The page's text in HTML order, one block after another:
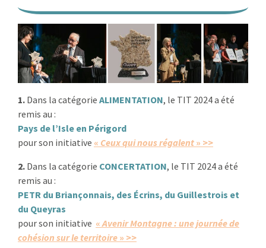
PUBLICATIONS
JURIDIQUE
EUROPE
EMPLOI
1. Dans la catégorie ALIMENTATION, le TIT 2024 a été
remis au :
Pays de l’Isle en Périgord
pour son initiative « Ceux qui nous régalent » >>
2. Dans la catégorie CONCERTATION, le TIT 2024 a été
remis au :
PETR du Briançonnais, des Écrins, du Guillestrois et
du Queyras
pour son initiative « Avenir Montagne : une journée de
cohésion sur le territoire » >>